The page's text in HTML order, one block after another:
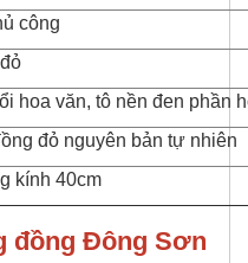
công
hoa văn, tô nền đen phần
đỏ nguyên bản tự nhiên
kính 40cm
đồng Đông Sơn